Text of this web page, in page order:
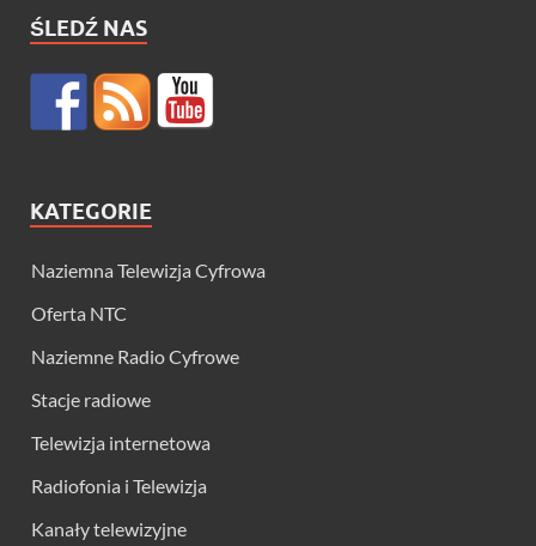
ŚLEDŹ NAS
KATEGORIE
Naziemna Telewizja Cyfrowa
Oferta NTC
Naziemne Radio Cyfrowe
Stacje radiowe
Telewizja internetowa
Radiofonia i Telewizja
Kanały telewizyjne